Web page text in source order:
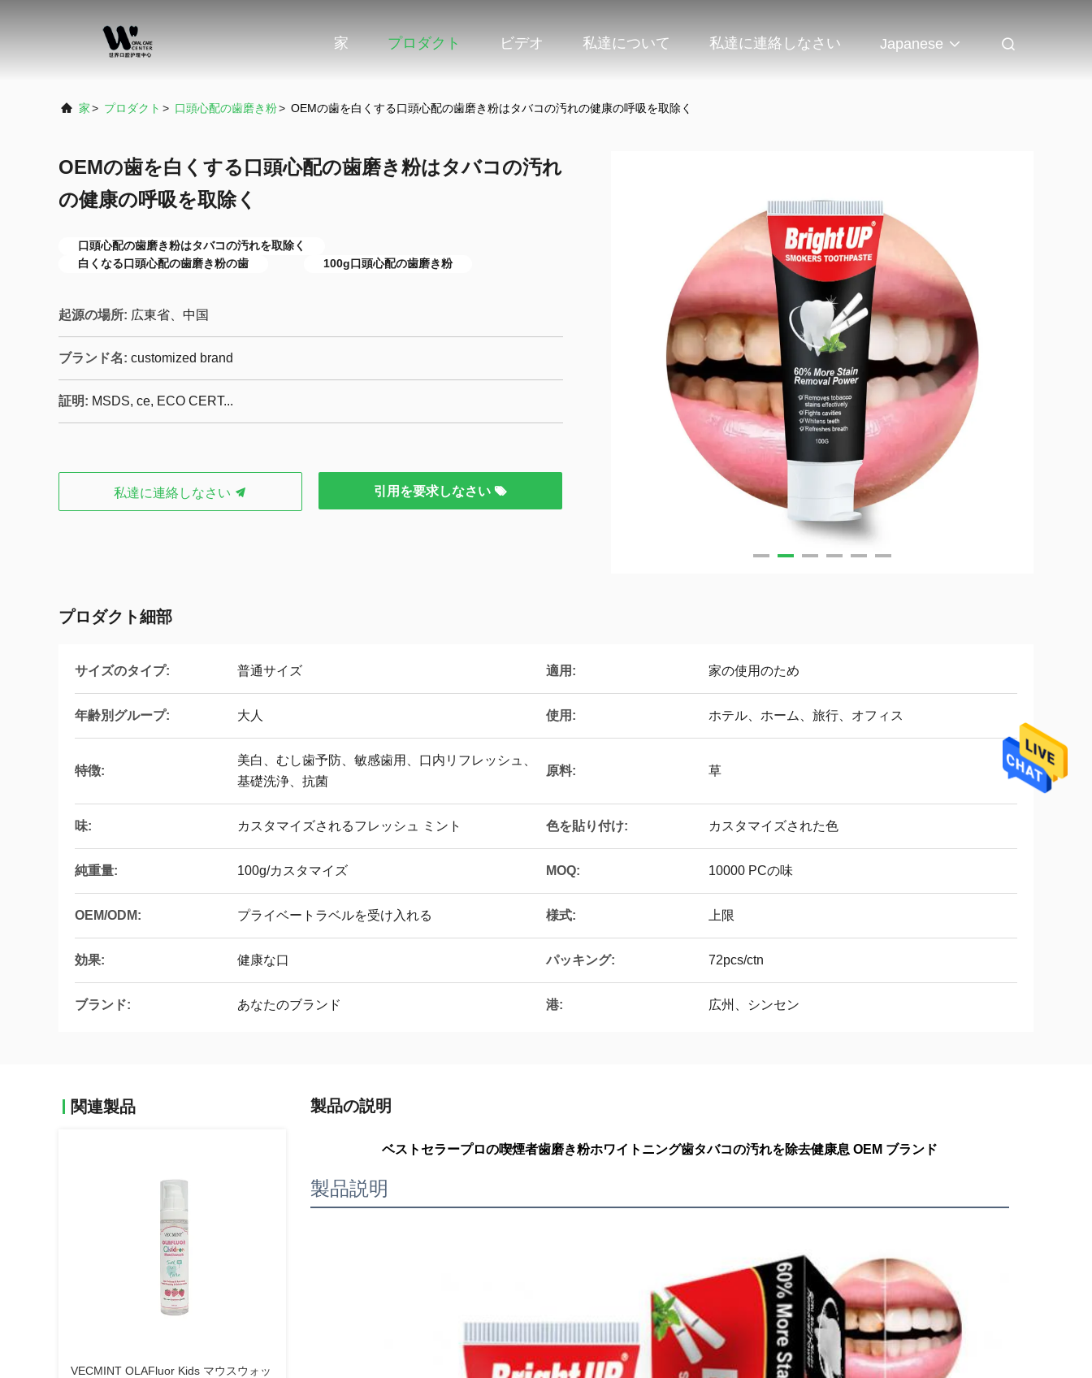
家 プロダクト ビデオ 私達について 私達に連絡しなさい Japanese
家> プロダクト > 口頭心配の歯磨き粉> OEMの歯を白くする口頭心配の歯磨き粉はタバコの汚れの健康の呼吸を取除く
OEMの歯を白くする口頭心配の歯磨き粉はタバコの汚れ
の健康の呼吸を取除く
口頭心配の歯磨き粉はタバコの汚れを取除く
白くなる口頭心配の歯磨き粉の歯
100g口頭心配の歯磨き粉
起源の場所: 広東省、中国
ブランド名: customized brand
証明: MSDS, ce, ECO CERT...
私達に連絡しなさい 引用を要求しなさい
プロダクト細部
サイズのタイプ: 普通サイズ 適用: 家の使用のため
年齢別グループ: 大人 使用: ホテル、ホーム、旅行、オフィス
特徴:
美白、むし歯予防、敏感歯用、口内リフレッシュ、
基礎洗浄、抗菌
原料: 草
味: カスタマイズされるフレッシュ ミント 色を貼り付け: カスタマイズされた色
純重量: 100g/カスタマイズ MOQ: 10000 PCの味
OEM/ODM: プライベートラベルを受け入れる 様式: 上限
効果: 健康な口 パッキング: 72pcs/ctn
ブランド: あなたのブランド 港: 広州、シンセン
関連製品
VECMINT OLAFluor Kids マウスウォッ
製品の説明
ベストセラープロの喫煙者歯磨き粉ホワイトニング歯タバコの汚れを除去健康息 OEM ブランド
製品説明